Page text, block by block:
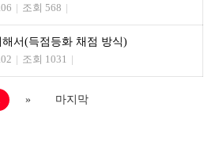
| 조회 568 |
서(득점등화 채점 방식)
| 조회 1031 |
» 마지막